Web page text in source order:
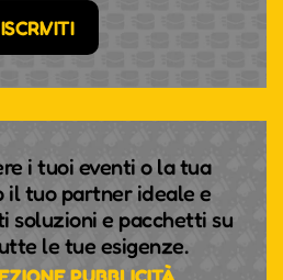
ISCRIVITI
i tuoi eventi o la tua
il tuo partner ideale e
soluzioni e pacchetti su
le tue esigenze.